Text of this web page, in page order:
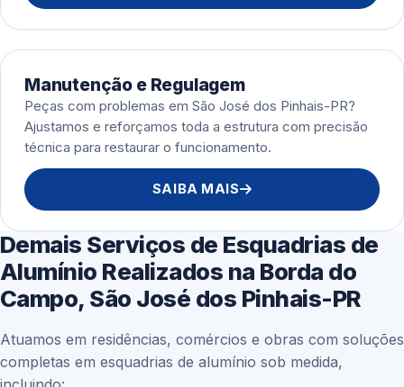
Manutenção e Regulagem
Peças com problemas em São José dos Pinhais-PR?
Ajustamos e reforçamos toda a estrutura com precisão
técnica para restaurar o funcionamento.
SAIBA MAIS
Demais Serviços de Esquadrias de
Alumínio Realizados na Borda do
Campo, São José dos Pinhais-PR
Atuamos em residências, comércios e obras com soluções
completas em esquadrias de alumínio sob medida,